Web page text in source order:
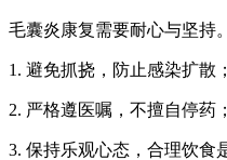
毛囊炎康复需要耐心与坚持
1. 避免抓挠，防止感染扩散；
2. 严格遵医嘱，不擅自停药；
3. 保持乐观心态，合理饮食